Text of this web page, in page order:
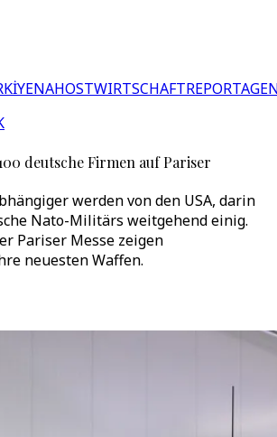
NAHOSTWIRTSCHAFT
deutsche Firmen auf Pariser
werden von den USA, darin
Nato-Militärs weitgehend einig.
Pariser Messe zeigen
neuesten Waffen.